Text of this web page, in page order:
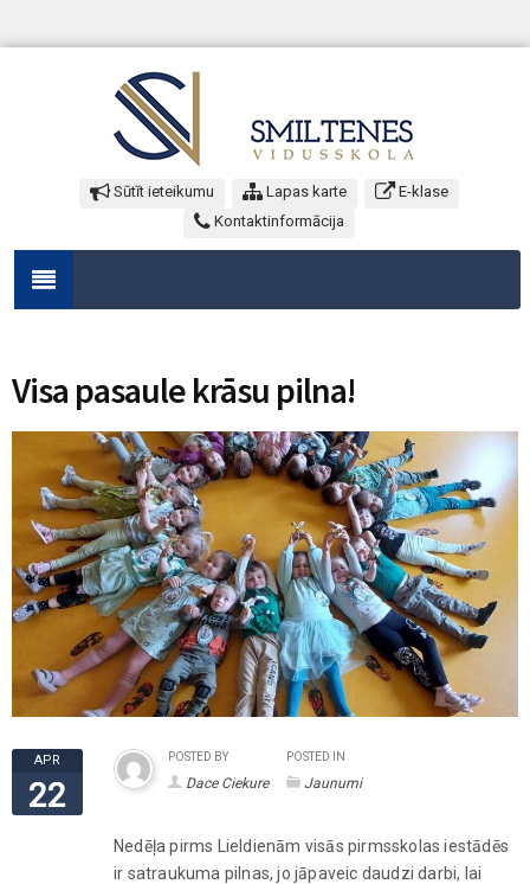
Sūtīt ieteikumu Lapas karte
E-klase
Kontaktinformācija
Visa pasaule krāsu pilna!
APR
22
POSTED BY
Dace Ciekure
POSTED IN
Jaunumi
Nedēļa pirms Lieldienām visās pirmsskolas iestādēs
ir satraukuma pilnas, jo jāpaveic daudzi darbi, lai